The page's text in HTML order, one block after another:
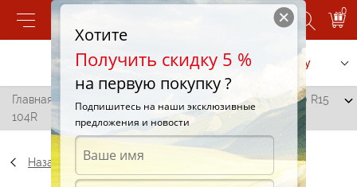
0
Позвонить Заказать услугу
Главная /
Matador MPS 125 Variant All Weather 205/70 R15
104R
Назад
Хотите
Получить скидку 5 %
на первую покупку ?
Подпишитесь на наши эксклюзивные
предложения и новости